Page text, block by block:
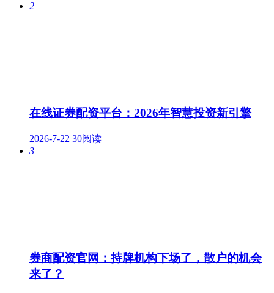
2
在线证券配资平台：2026年智慧投资新引擎
2026-7-22 30阅读
3
券商配资官网：持牌机构下场了，散户的机会
来了？